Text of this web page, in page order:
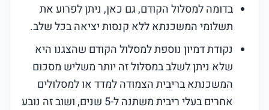
בדומה למסלול הקודם, גם כאן, ניתן לפרוע את
תשלומי המשכנתא ללא קנסות יציאה בכל שלב.
נקודת דמיון נוספת למסלול הקודם שהצגנו היא
שלא ניתן לשלב במסלול זה יותר משליש מסכום
המשכנתא בריבית הצמודה למדד או למסלולים
אחרים בעלי ריבית משתנה ל-5 שנים, ושוב זה נובע